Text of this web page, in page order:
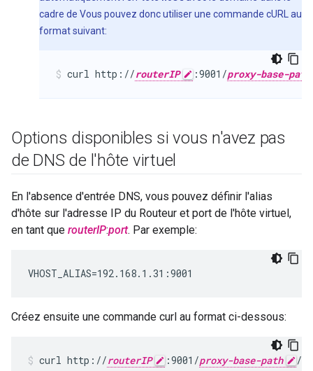
cadre de Vous pouvez donc utiliser une commande cURL au
format suivant:
curl http://routerIP :9001/proxy-base-path
Options disponibles si vous n'avez pas
de DNS de l'hôte virtuel
En l'absence d'entrée DNS, vous pouvez définir l'alias
d'hôte sur l'adresse IP du Routeur et port de l'hôte virtuel,
en tant que routerIP:port. Par exemple:
VHOST_ALIAS=192.168.1.31:9001
Créez ensuite une commande curl au format ci-dessous:
curl http://routerIP :9001/proxy-base-path /